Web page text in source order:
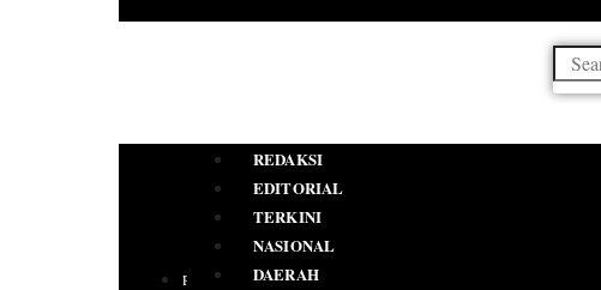
PEDOMAN
REDAKSI
EDITORIAL
TERKINI
NASIONAL
DAERAH